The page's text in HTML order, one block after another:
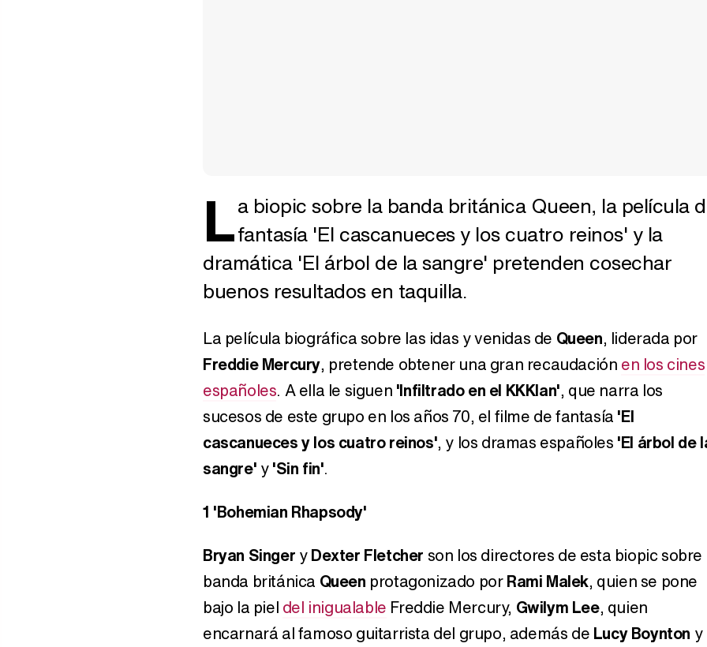
La biopic sobre la banda británica Queen, la película
fantasía 'El cascanueces y los cuatro reinos' y la
dramática 'El árbol de la sangre' pretenden cosechar
buenos resultados en taquilla.
La película biográfica sobre las idas y venidas de Queen, liderada por
Freddie Mercury, pretende obtener una gran recaudación en los cines
españoles. A ella le siguen 'Infiltrado en el KKKlan', que narra los
sucesos de este grupo en los años 70, el filme de fantasía 'El
cascanueces y los cuatro reinos', y los dramas españoles 'El árbol de
sangre' y'Sin fin'.
1 'Bohemian Rhapsody'
Bryan Singer yDexter Fletcher son los directores de esta biopic sobre
banda británica Queen protagonizado porRami Malek, quien se pone
bajo la piel del inigualable Freddie Mercury, Gwilym Lee, quien
encarnará al famoso guitarrista del grupo, además de Lucy Boynton y